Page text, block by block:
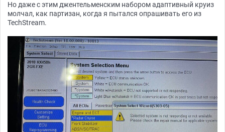
Но даже с этим джентельменским набором адаптивный круиз
молчал, как партизан, когда я пытался опрашивать его из
TechStream.